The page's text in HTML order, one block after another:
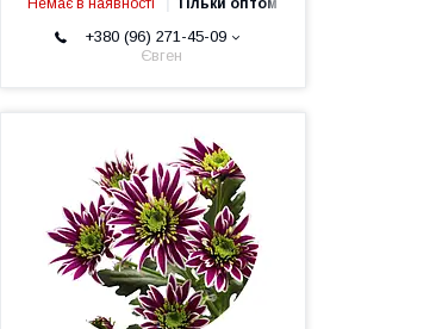
Немає в наявності Тільки оптом
+380 (96) 271-45-09
Євген